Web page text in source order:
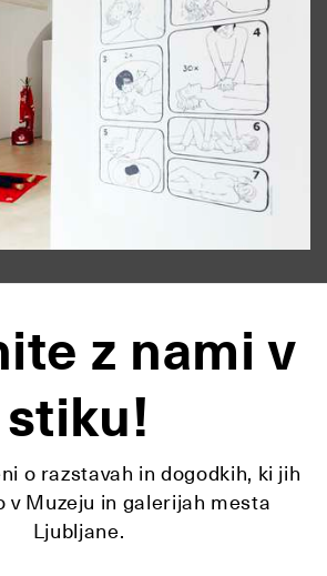
z nami v
stiku!
o razstavah in dogodkih, ki jih
v Muzeju in galerijah mesta
Ljubljane.